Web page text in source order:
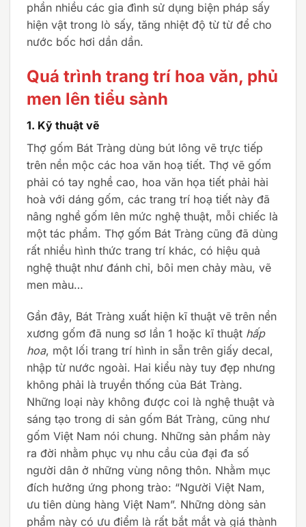
phần nhiều các gia đình sử dụng biện pháp sấy
hiện vật trong lò sấy, tăng nhiệt độ từ từ để cho
nước bốc hơi dần dần.
Quá trình trang trí hoa văn, phủ
men lên tiểu sành
1. Kỹ thuật vẽ
Thợ gốm Bát Tràng dùng bút lông vẽ trực tiếp
trên nền mộc các hoa văn hoạ tiết. Thợ vẽ gốm
phải có tay nghề cao, hoa văn họa tiết phải hài
hoà với dáng gốm, các trang trí hoạ tiết này đã
nâng nghề gốm lên mức nghệ thuật, mỗi chiếc là
một tác phẩm. Thợ gốm Bát Tràng cũng đã dùng
rất nhiều hình thức trang trí khác, có hiệu quả
nghệ thuật như đánh chỉ, bôi men chảy màu, vẽ
men màu…
Gần đây, Bát Tràng xuất hiện kĩ thuật vẽ trên nền
xương gốm đã nung sơ lần 1 hoặc kĩ thuật hấp
hoa, một lối trang trí hình in sẵn trên giấy decal,
nhập từ nước ngoài. Hai kiểu này tuy đẹp nhưng
không phải là truyền thống của Bát Tràng.
Những loại này không được coi là nghệ thuật và
sáng tạo trong di sản gốm Bát Tràng, cũng như
gốm Việt Nam nói chung. Những sản phẩm này
ra đời nhằm phục vụ nhu cầu của đại đa số
người dân ở những vùng nông thôn. Nhằm mục
đích hưởng ứng phong trào: “Người Việt Nam,
ưu tiên dùng hàng Việt Nam”. Những dòng sản
phẩm này có ưu điểm là rất bắt mắt và giá thành